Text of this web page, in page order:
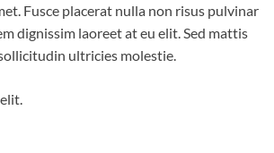
Fusce placerat nulla non risus pulvinar
dignissim laoreet at eu elit. Sed mattis
ultricies molestie.